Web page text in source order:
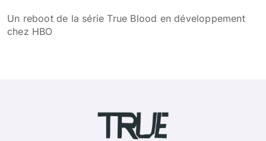
Un reboot de la série True Blood en développement
chez HBO